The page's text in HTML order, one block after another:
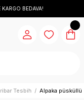
BEDAVA!
Tesbih Alpaka